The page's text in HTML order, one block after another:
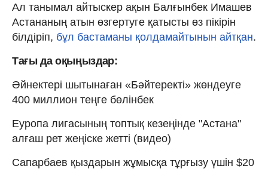
Ал танымал айтыскер ақын Балғынбек Имашев
Астананың атын өзгертуге қатысты өз пікірін
білдіріп, бұл бастаманы қолдамайтынын айтқан.
Тағы да оқыңыздар:
Әйнектері шытынаған «Бәйтеректі» жөндеуге
400 миллион теңге бөлінбек
Еуропа лигасының топтық кезеңінде "Астана"
алғаш рет жеңіске жетті (видео)
Сапарбаев қыздарын жұмысқа тұрғызу үшін $20